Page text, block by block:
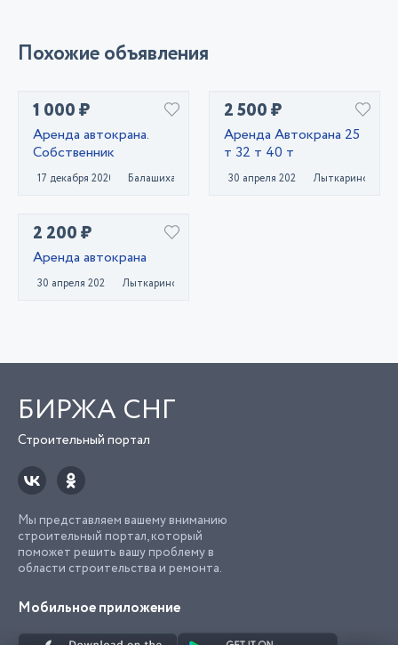
Похожие объявления
1 000 ₽
Аренда автокрана.
Собственник
17 декабря 2020 Балашиха
2 500 ₽
Аренда Автокрана 25
т 32 т 40 т
30 апреля 2023 Лыткарино
2 200 ₽
Аренда автокрана
30 апреля 2023 Лыткарино
БИРЖА СНГ
Строительный портал
Мы представляем вашему вниманию
строительный портал, который
поможет решить вашу проблему в
области строительства и ремонта.
Мобильное приложение